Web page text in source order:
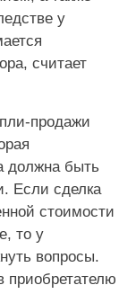
у
считает
продажи
должна быть
Если сделка
стоимости
то у
вопросы.
приобретателю